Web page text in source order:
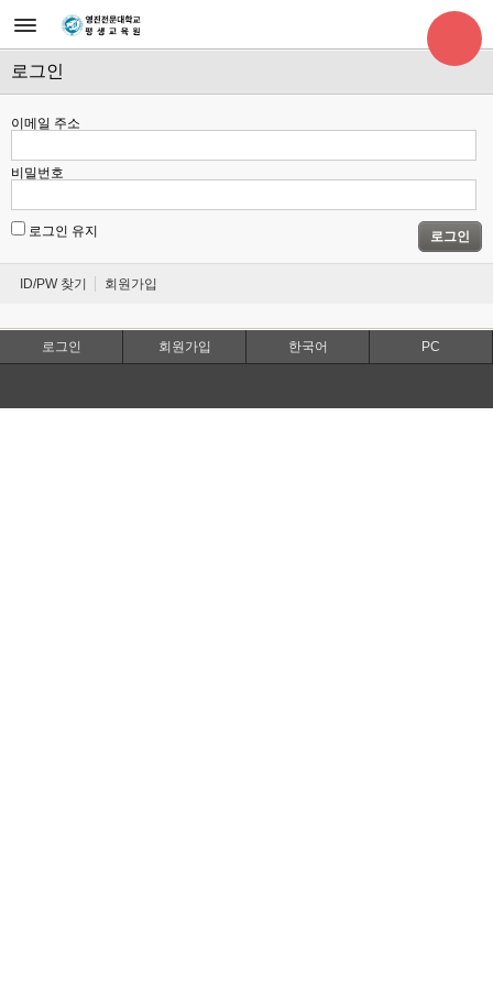
로그인
이메일 주소
비밀번호
로그인 유지 로그인
ID/PW 찾기 회원가입
로그인 회원가입 한국어 PC